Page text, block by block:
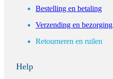
Bestelling en betaling
Verzending en bezorging
Retourneren en ruilen
Help